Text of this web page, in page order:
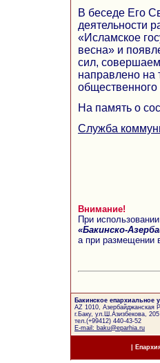
В беседе Его
деятельности
«Исламское
весна» и
сил,
направлено на
На память о
Служба
Внимание!
При
«Бакинско-
а при размещении
Бакинское епархиальное
AZ 1010, Азербайджанская
г.Баку, ул.Ш.Азизбекова, 205
тел.(+99412) 440-43-52
E-mail: baku@eparhia.ru